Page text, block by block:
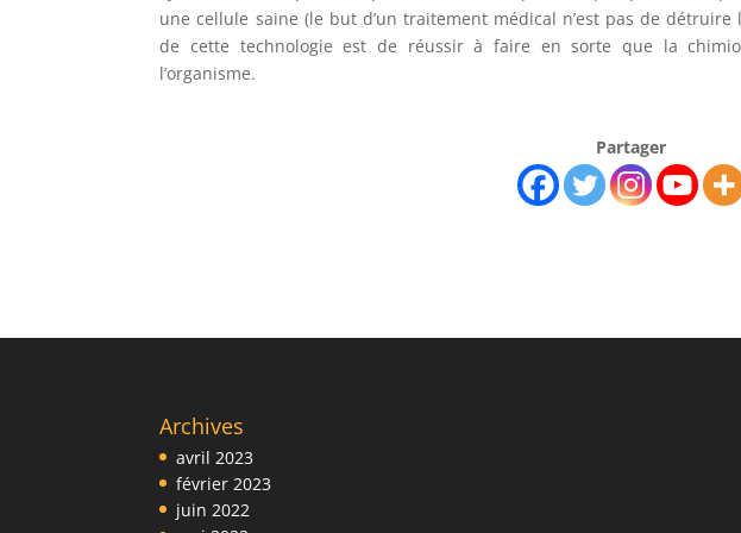
une cellule saine (le but d’un traitement médical n’est pas de
de cette technologie est de réussir à faire en sorte que la
l’organisme.
Partager
Archives
avril 2023
février 2023
juin 2022